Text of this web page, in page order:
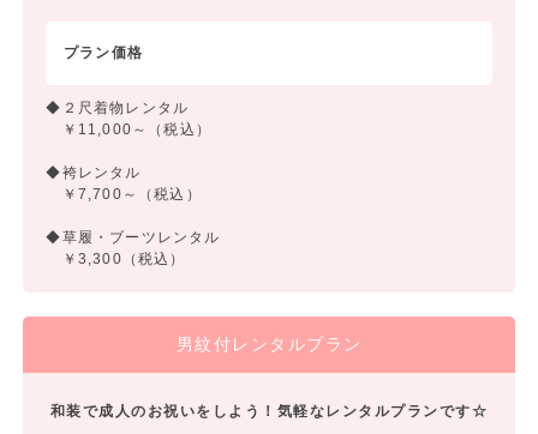
プラン価格
◆２尺着物レンタル
￥11,000～（税込）
◆袴レンタル
￥7,700～（税込）
◆草履・ブーツレンタル
￥3,300（税込）
男紋付レンタルプラン
和装で成人のお祝いをしよう！気軽なレンタルプランです☆